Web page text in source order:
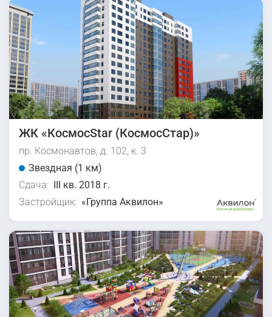
ЖК «КосмосStar (КосмосСтар)»
пр. Космонавтов, д. 102, к. 3
Звездная (1 км)
Сдача: III кв. 2018 г.
Застройщик: «Группа Аквилон»